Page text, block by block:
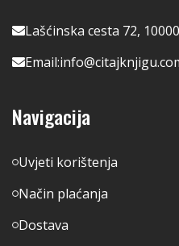
Lašćinska cesta 72,
Email:
Navigacija
Uvjeti korištenja
Način plaćanja
Dostava